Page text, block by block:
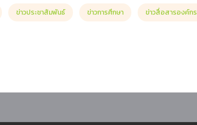
ข่าวประชาสัมพันธ์ ข่าวการศึกษา ข่าวสื่อสารองค์กร
งที่ 91 คณะวิทยาการจัดการ ตำราประกอบการเรียนการสอน